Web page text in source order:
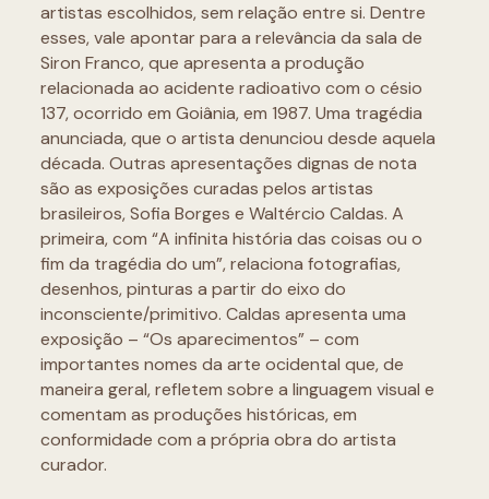
artistas escolhidos, sem relação entre si. Dentre
esses, vale apontar para a relevância da sala de
Siron Franco, que apresenta a produção
relacionada ao acidente radioativo com o césio
137, ocorrido em Goiânia, em 1987. Uma tragédia
anunciada, que o artista denunciou desde aquela
década. Outras apresentações dignas de nota
são as exposições curadas pelos artistas
brasileiros, Sofia Borges e Waltércio Caldas. A
primeira, com “A infinita história das coisas ou o
fim da tragédia do um”, relaciona fotografias,
desenhos, pinturas a partir do eixo do
inconsciente/primitivo. Caldas apresenta uma
exposição – “Os aparecimentos” – com
importantes nomes da arte ocidental que, de
maneira geral, refletem sobre a linguagem visual e
comentam as produções históricas, em
conformidade com a própria obra do artista
curador.